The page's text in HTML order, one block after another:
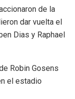
de la
dar vuelta el
Dias y Raphael
Robin Gosens
el estadio